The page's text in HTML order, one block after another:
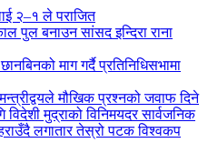
२–१ ले पराजित
पुल बनाउन सांसद इन्दिरा राना
माग गर्दै प्रतिनिधिसभामा
मौखिक प्रश्नको जवाफ दिने
विदेशी मुद्राको विनिमयदर सार्वजनिक
लगातार तेस्रो पटक विश्वकप